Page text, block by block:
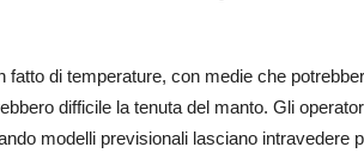
fatto di temperature, con medie che
difficile la tenuta del manto. Gli
modelli previsionali lasciano intravedere